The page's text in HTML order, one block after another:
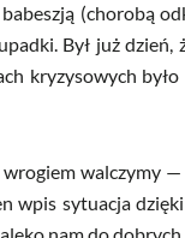
(chorobą
Był już dzień,
kryzysowych
walczymy
wpis sytuacja